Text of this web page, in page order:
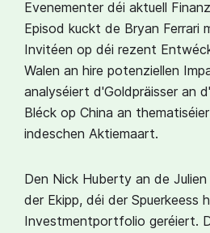
Evenementer déi aktuell
Episod kuckt de Bryan Ferrari
Invitéen op déi rezent
Walen an hire potenziellen
analyséiert d'Goldpräisser an
Bléck op China an
indeschen Aktiemaart.
Den Nick Huberty an de
der Ekipp, déi der Spuerkeess
Investmentportfolio geréiert.